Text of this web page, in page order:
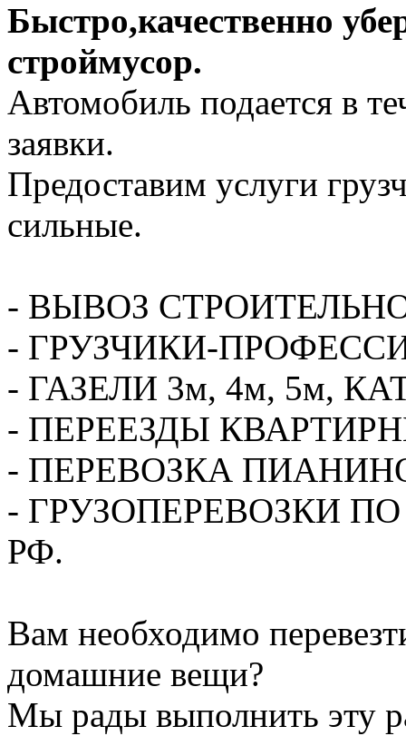
Быстро,качественно
строймусор.
Автомобиль подается в
заявки.
Предоставим услуги
сильные.
- ВЫВОЗ
- ГРУЗЧИКИ-
- ГАЗЕЛИ 3м, 4м, 5м,
- ПЕРЕЕЗДЫ
- ПЕРЕВОЗКА
- ГРУЗОПЕРЕВОЗКИ
РФ.
Вам необходимо
домашние вещи?
Мы рады выполнить эту